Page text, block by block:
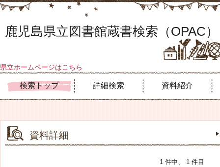
鹿児島県立図書館蔵書検索（OPAC）
県立ホームページはこちら
検索トップ 詳細検索 資料紹介
資料詳細
1 件中、 1 件目